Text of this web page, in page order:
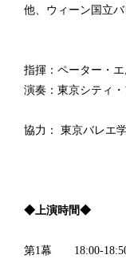
他、ウィーン国立バ
指揮：ペーター・
演奏：東京シティ
協力： 東京バレエ
◆上演時間◆
第1幕